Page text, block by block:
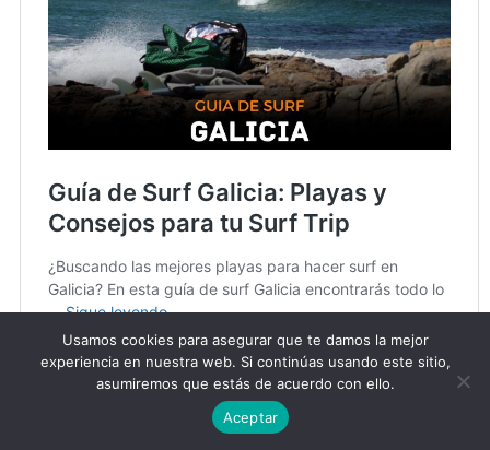
Usamos cookies para asegurar que te damos la mejor
experiencia en nuestra web. Si continúas usando este sitio,
asumiremos que estás de acuerdo con ello.
Aceptar